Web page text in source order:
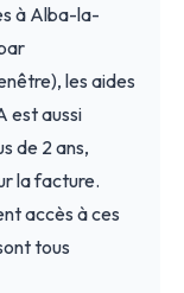
à Alba-la-
les aides
est aussi
de 2 ans,
la facture.
accès à ces
tous